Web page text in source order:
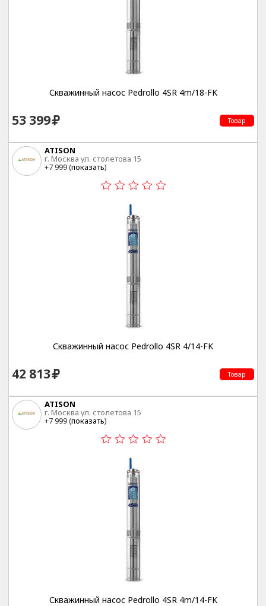
Скважинный насос Pedrollo 4SR 4m/18-FK
53 399 Товар
ATISON
г. Москва ул. столетова 15
+7 999 (показать)
Скважинный насос Pedrollo 4SR 4/14-FK
42 813 Товар
ATISON
г. Москва ул. столетова 15
+7 999 (показать)
Скважинный насос Pedrollo 4SR 4m/14-FK